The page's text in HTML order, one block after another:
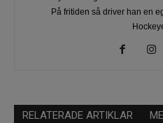
På fritiden så driver han en
RELATERADE ARTIKLAR